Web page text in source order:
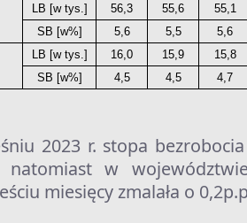
LB [w tys.] 56,3 55,6
55,1
SB [w%]
5,6 5,5 5,6
LB [w tys.] 16,0 15,9
15,8
SB [w%]
4,5 4,5 4,7
2023 r. stopa
w
miesięcy zmalała o